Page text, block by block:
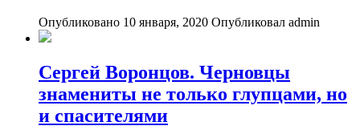
Опубликовано 10 января, 2020 Опубликовал admin
Сергей Воронцов. Черновцы
знамениты не только глупцами, но
и спасителями